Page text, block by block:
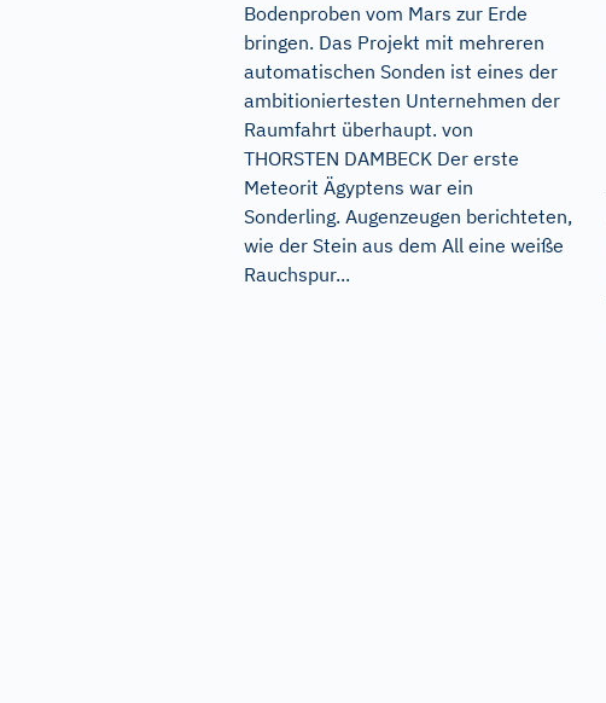
Bodenproben vom Mars zur Erde
bringen. Das Projekt mit mehreren
automatischen Sonden ist eines der
ambitioniertesten Unternehmen der
Raumfahrt überhaupt. von
THORSTEN DAMBECK Der erste
Meteorit Ägyptens war ein
Sonderling. Augenzeugen berichteten,
wie der Stein aus dem All eine weiße
Rauchspur...